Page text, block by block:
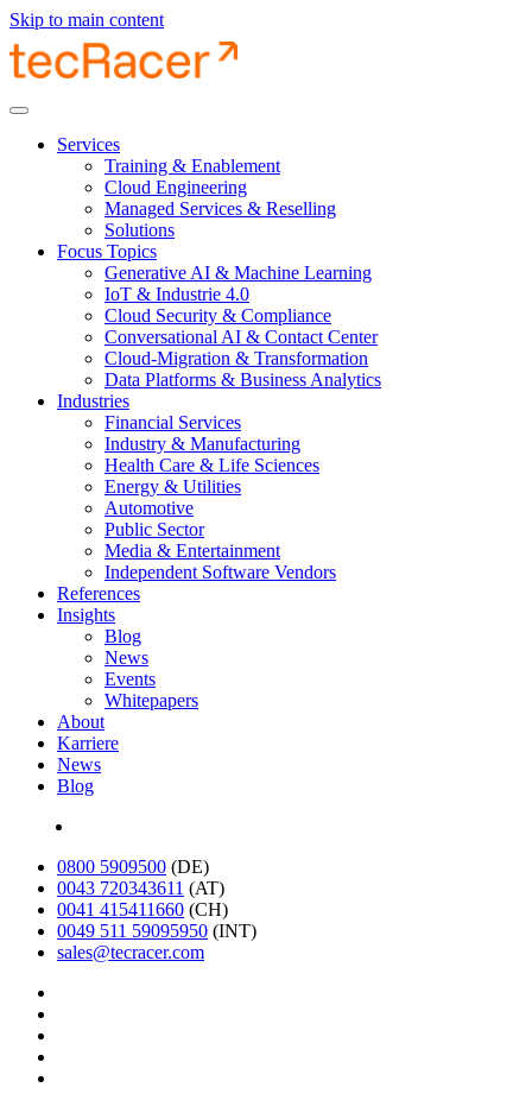
Skip to main content
Services
Training & Enablement
Cloud Engineering
Managed Services & Reselling
Solutions
Focus Topics
Generative AI & Machine Learning
IoT & Industrie 4.0
Cloud Security & Compliance
Conversational AI & Contact Center
Cloud-Migration & Transformation
Data Platforms & Business Analytics
Industries
Financial Services
Industry & Manufacturing
Health Care & Life Sciences
Energy & Utilities
Automotive
Public Sector
Media & Entertainment
Independent Software Vendors
References
Insights
Blog
News
Events
Whitepapers
About
Karriere
News
Blog
0800 5909500 (DE)
0043 720343611 (AT)
0041 415411660 (CH)
0049 511 59095950 (INT)
sales@tecracer.com